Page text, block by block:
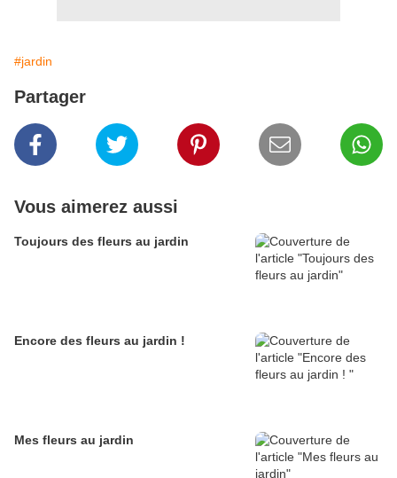
#jardin
Partager
Vous aimerez aussi
Toujours des fleurs au jardin
Encore des fleurs au jardin !
Mes fleurs au jardin